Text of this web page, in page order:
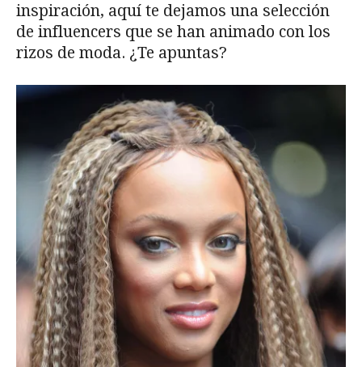
inspiración, aquí te dejamos una selección
de influencers que se han animado con los
rizos de moda. ¿Te apuntas?